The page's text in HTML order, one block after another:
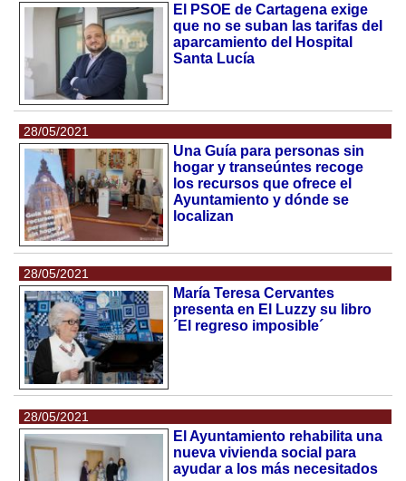
El PSOE de Cartagena exige
que no se suban las tarifas del
aparcamiento del Hospital
Santa Lucía
28/05/2021
Una Guía para personas sin
hogar y transeúntes recoge
los recursos que ofrece el
Ayuntamiento y dónde se
localizan
28/05/2021
María Teresa Cervantes
presenta en El Luzzy su libro
´El regreso imposible´
28/05/2021
El Ayuntamiento rehabilita una
nueva vivienda social para
ayudar a los más necesitados